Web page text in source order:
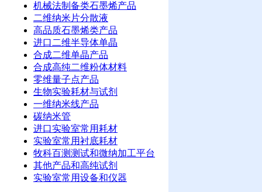
机械法制备类石墨烯产品
二维纳米片分散液
高品质石墨烯类产品
进口二维半导体单晶
合成二维单晶产品
合成高纯二维粉体材料
零维量子点产品
生物实验耗材与试剂
一维纳米线产品
碳纳米管
进口实验室常用耗材
实验室常用衬底耗材
牧科百测测试和微纳加工平台
其他产品和高纯试剂
实验室常用设备和仪器